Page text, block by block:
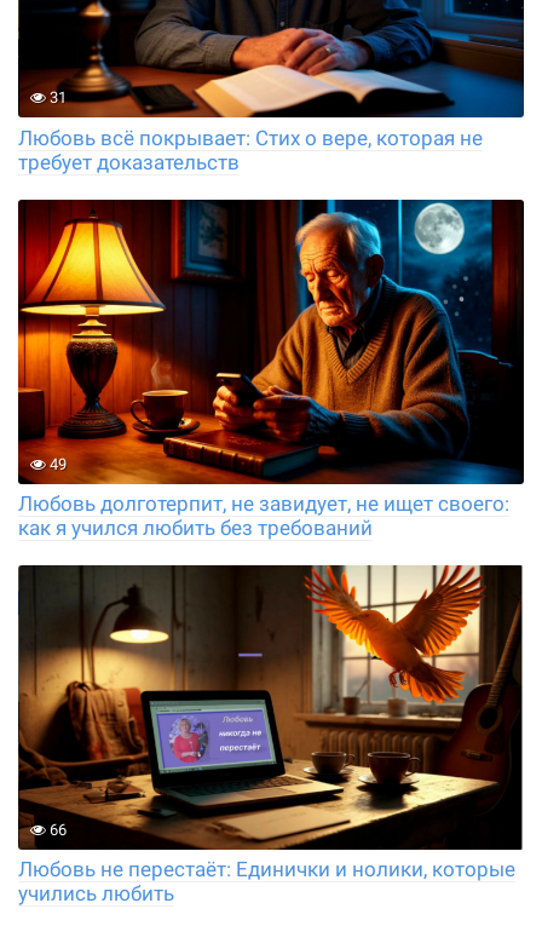
31
Любовь всё покрывает: Стих о вере, которая не
требует доказательств
49
Любовь долготерпит, не завидует, не ищет своего:
как я учился любить без требований
66
Любовь не перестаёт: Единички и нолики, которые
учились любить